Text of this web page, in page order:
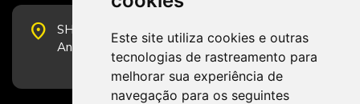
Este site utiliza cookies e outras
tecnologias de rastreamento para
melhorar sua experiência de
navegação para os seguintes
place
SHS Quadra 6, Bloco E, Complexo Brasil 21, 20º
Andar, Sala 2001 - CEP 70322-915 - Brasília/DF